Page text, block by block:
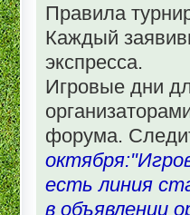
Правила
Каждый
экспресса.
Игровые дни
форума.
есть линия
в объявлении